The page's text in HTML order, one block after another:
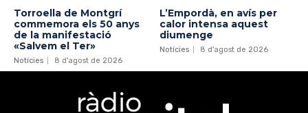
Torroella de Montgrí
commemora els 50 anys
de la manifestació
«Salvem el Ter»
Notícies 8 d'agost de 2026
L’Empordà, en avís per
calor intensa aquest
diumenge
Notícies 8 d'agost de 2026